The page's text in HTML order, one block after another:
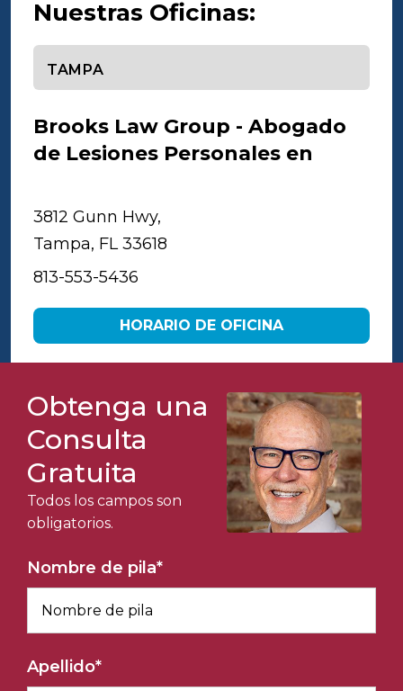
Nuestras Oficinas:
Brooks Law Group - Abogado
de Lesiones Personales en
3812 Gunn Hwy,
Tampa, FL 33618
813-553-5436
HORARIO DE OFICINA
Obtenga una
Consulta
Gratuita
Todos los campos son
obligatorios.
Nombre de pila*
Apellido*